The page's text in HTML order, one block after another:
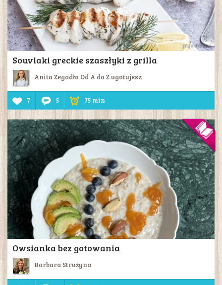
Souvlaki greckie szaszłyki z grilla
Anita Zegadło Od A do Z ugotujesz
7 5 75 min
Owsianka bez gotowania
Barbara Strużyna